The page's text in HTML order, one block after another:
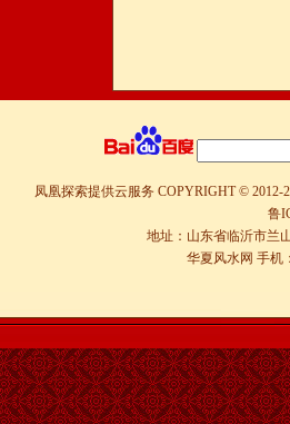
凤凰探索提供云服务 COPYRIGHT © 2012-
鲁
地址：山东省临沂市兰
华夏风水网 手机